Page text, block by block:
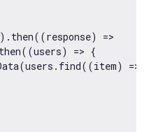
=>
=> {
=>